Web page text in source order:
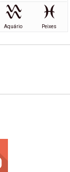
Aquário Peixes